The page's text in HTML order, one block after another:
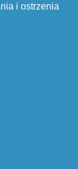
i ostrzenia